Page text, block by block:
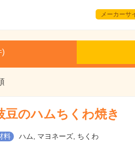
メーカーサ
)
豆のハムちくわ焼き
料 ハム, マヨネーズ, ちくわ